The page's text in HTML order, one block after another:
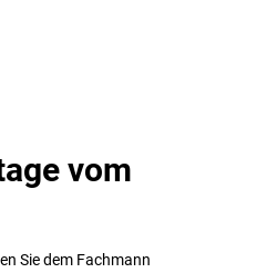
vom
Sie dem Fachmann